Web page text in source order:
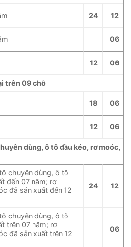
24 12
06
12 06
trên 09 chỗ
18 06
12 06
dùng, ô tô đầu kéo, rơ moóc,
chuyên dùng, ô tô
đến 07 năm; rơ
đã sản xuất đến 12
24 12
chuyên dùng, ô tô
trên 07 năm; rơ
đã sản xuất trên 12
06